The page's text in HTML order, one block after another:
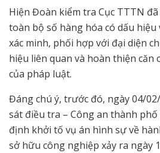
Hiện Đoàn kiểm tra Cục TTTN
toàn bộ số hàng hóa có dấu
xác minh, phối hợp với đại diện
hiệu liên quan và hoàn thiện căn
của pháp luật.
Đáng chú ý, trước đó, ngày 04/
sát điều tra – Công an thành
định khởi tố vụ án hình sự về
sở hữu công nghiệp xảy ra ngày